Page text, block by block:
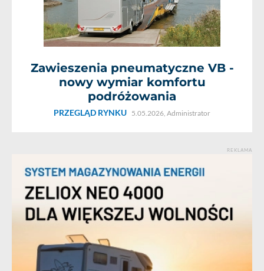
Zawieszenia pneumatyczne VB -
nowy wymiar komfortu
podróżowania
PRZEGLĄD RYNKU 5.05.2026, Administrator
REKLAMA